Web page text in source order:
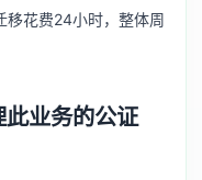
移花费24小时，整体周
业务的公证